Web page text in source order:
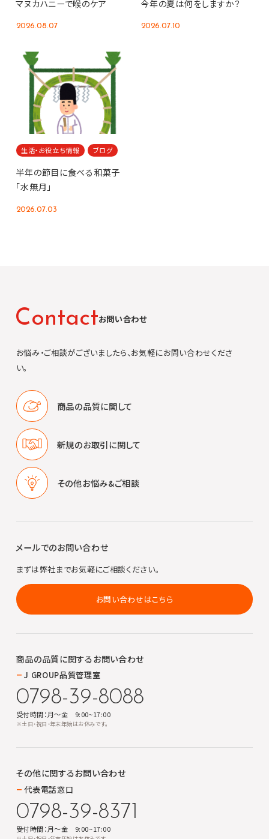
マヌカハニーで喉のケア
2026.08.07
今年の夏は何をしますか？
2026.07.10
生活・お役立ち情報 ブログ
半年の節目に食べる和菓子
「水無月」
2026.07.03
Contactお問い合わせ
お悩み・ご相談がございましたら、お気軽にお問い合わせくださ
い。
商品の品質に関して
新規のお取引に関して
その他お悩み&ご相談
メールでのお問い合わせ
まずは弊社までお気軽にご相談ください。
お問い合わせはこちら
商品の品質に関するお問い合わせ
J GROUP品質管理室
0798-39-8088
受付時間：月～金 9:00~17:00
※土日・祝日・年末年始はお休みです。
その他に関するお問い合わせ
代表電話窓口
0798-39-8371
受付時間：月～金 9:00~17:00